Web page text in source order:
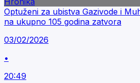
Optuženi za ubistva Gazivode i
na ukupno 105 godina zatvora
03/02/2026
•
20:49